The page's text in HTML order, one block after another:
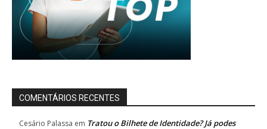
COMENTÁRIOS RECENTES
Cesário Palassa em Tratou o Bilhete de Identidade? Já podes